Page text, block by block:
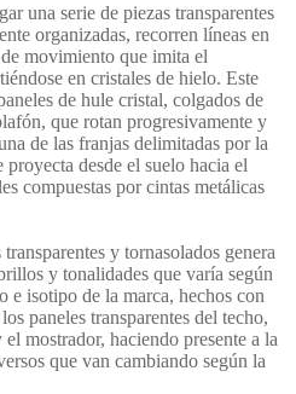
una serie de piezas transparentes
organizadas, recorren líneas en
movimiento que imita el
en cristales de hielo. Este
de hule cristal, colgados de
que rotan progresivamente y
de las franjas delimitadas por la
desde el suelo hacia el
compuestas por cintas metálicas
y tornasolados genera
y tonalidades que varía según
isotipo de la marca, hechos con
paneles transparentes del techo,
mostrador, haciendo presente a la
que van cambiando según la